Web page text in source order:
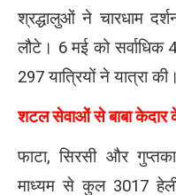
श्रद्धालुओं ने चारधाम
लौटे। 6 मई को सर्वाधिक
297 यात्रियों ने यात्रा की।
शटल सेवाओं से बाबा केदार
फाटा, सिरसी और
माध्यम से कुल 3017